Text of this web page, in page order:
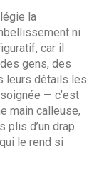
la
ni
, car il
gens, des
leurs détails les
— c’est
main calleuse,
plis d’un drap
le rend si